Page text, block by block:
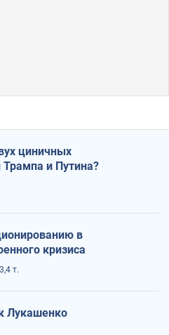
циничных
и Путина?
в
кризиса
т.
Лукашенко